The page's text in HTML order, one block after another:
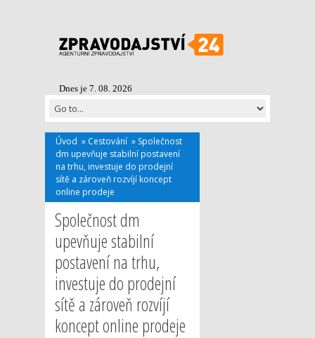
Dnes je 7. 08. 2026
Úvod » Cestování » Společnost
dm upevňuje stabilní postavení
na trhu, investuje do prodejní
sítě a zároveň rozvíjí koncept
online prodeje
Společnost dm
upevňuje stabilní
postavení na trhu,
investuje do prodejní
sítě a zároveň rozvíjí
koncept online prodeje